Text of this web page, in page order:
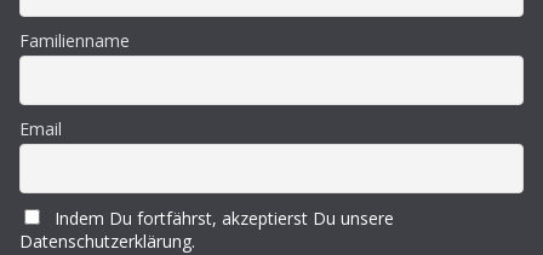
Familienname
Email
Indem Du fortfährst, akzeptierst Du unsere
Datenschutzerklärung.